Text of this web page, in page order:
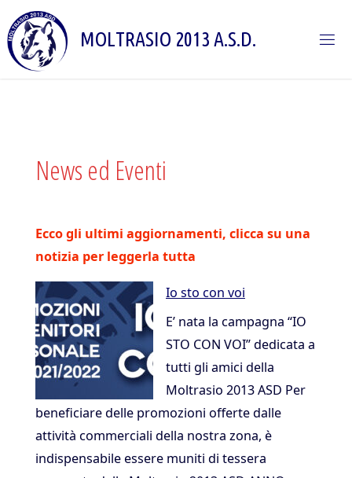
Salta
al
contenuto
MOLTRASIO 2013 A.S.D.
News ed Eventi
Ecco gli ultimi aggiornamenti, clicca su una
notizia per leggerla tutta
Io sto con voi
E’ nata la campagna “IO
STO CON VOI” dedicata a
tutti gli amici della
Moltrasio 2013 ASD Per
beneficiare delle promozioni offerte dalle
attività commerciali della nostra zona, è
indispensabile essere muniti di tessera